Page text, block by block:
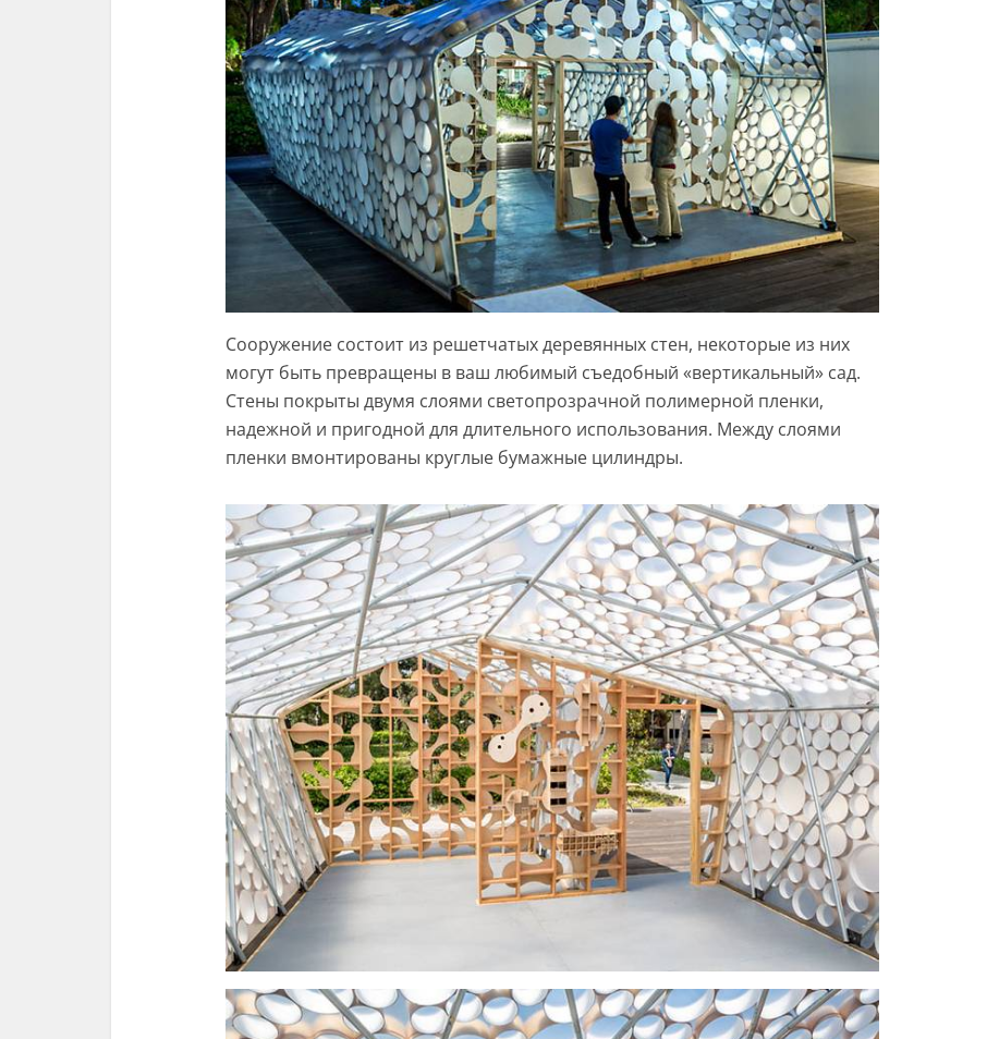
Сооружение состоит из решетчатых деревянных стен, некоторые из них
могут быть превращены в ваш любимый съедобный «вертикальный» сад.
Стены покрыты двумя слоями светопрозрачной полимерной пленки,
надежной и пригодной для длительного использования. Между слоями
пленки вмонтированы круглые бумажные цилиндры.